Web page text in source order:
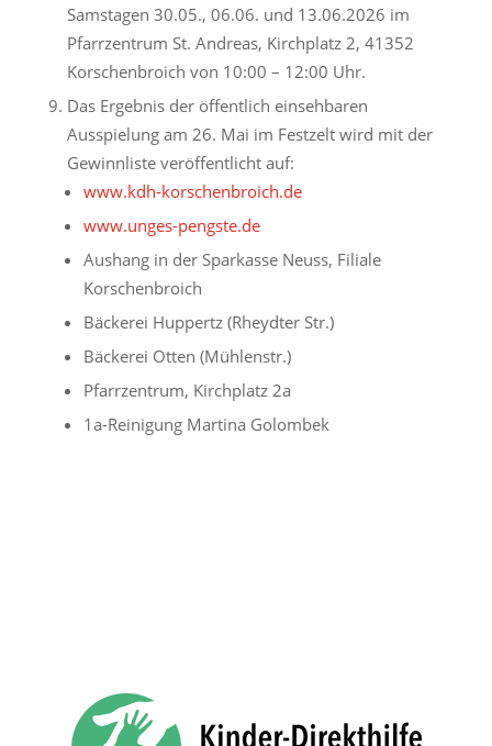
Samstagen 30.05., 06.06. und 13.06.2026 im
Pfarrzentrum St. Andreas, Kirchplatz 2, 41352
Korschenbroich von 10:00 – 12:00 Uhr.
Das Ergebnis der öffentlich einsehbaren
Ausspielung am 26. Mai im Festzelt wird mit der
Gewinnliste veröffentlicht auf:
www.kdh-korschenbroich.de
www.unges-pengste.de
Aushang in der Sparkasse Neuss, Filiale
Korschenbroich
Bäckerei Huppertz (Rheydter Str.)
Bäckerei Otten (Mühlenstr.)
Pfarrzentrum, Kirchplatz 2a
1a-Reinigung Martina Golombek